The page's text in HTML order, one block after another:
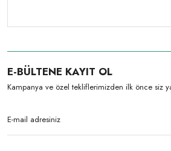
E-BÜLTENE KAYIT OL
Kampanya ve özel tekliflerimizden ilk önce siz